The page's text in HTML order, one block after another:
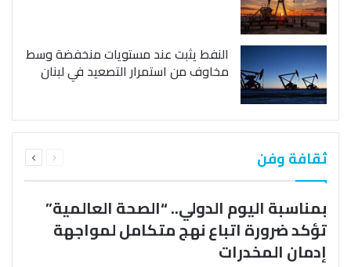
النفط يثبت عند مستويات منخفضة وسط
مخاوف من استمرار التصعيد في لبنان
ثقافة وفن الصفحةالصفحة
بمناسبة اليوم الدولي.. “الصحة العالمية”
تؤكد ضرورة اتباع نهج متكامل لمواجهة
إدمان المخدرات